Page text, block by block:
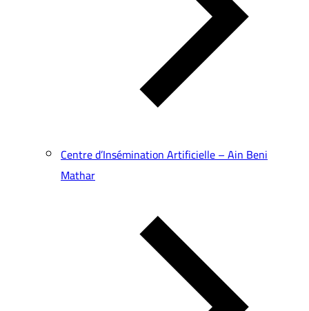
Centre d’Insémination Artificielle – Ain Beni
Mathar